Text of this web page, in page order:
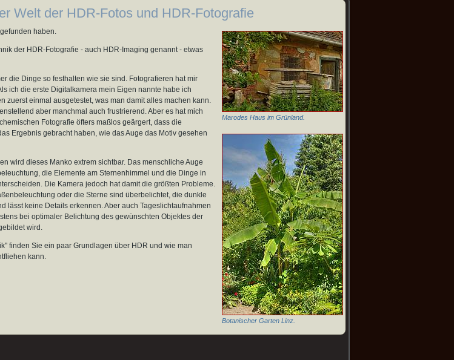
Welt der HDR-Fotos und HDR-Fotografie
Marodes Haus im Grünland.
Botanischer Garten Linz.
haben.
der HDR-Fotografie - auch HDR-Imaging genannt - etwas
die Dinge so festhalten wie sie sind. Fotografieren hat mir
ich die erste Digitalkamera mein Eigen nannte habe ich
zuerst einmal ausgetestet, was man damit alles machen kann.
aber manchmal auch frustrierend. Aber es hat mich
Fotografie öfters maßlos geärgert, dass die
Ergebnis gebracht haben, wie das Auge das Motiv gesehen
wird dieses Manko extrem sichtbar. Das menschliche Auge
die Elemente am Sternenhimmel und die Dinge in
Die Kamera jedoch hat damit die größten Probleme.
oder die Sterne sind überbelichtet, die dunkle
lässt keine Details erkennen. Aber auch Tageslichtaufnahmen
bei optimaler Belichtung des gewünschten Objektes der
wird.
finden Sie ein paar Grundlagen über HDR und wie man
kann.